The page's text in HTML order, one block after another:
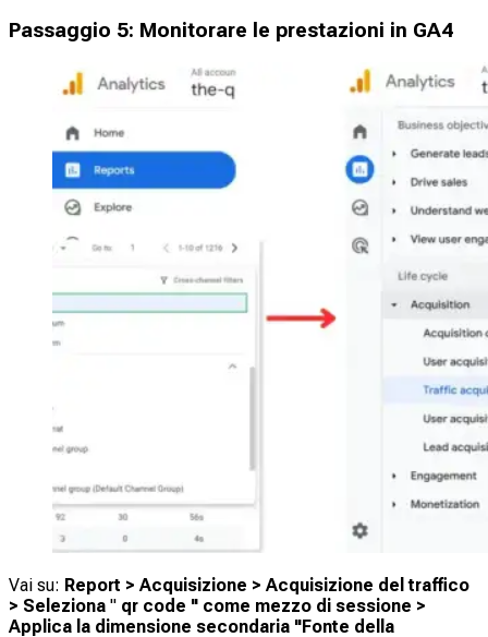
Passaggio 5: Monitorare le prestazioni in GA4
Vai su: Report > Acquisizione > Acquisizione del traffico
> Seleziona " qr code " come mezzo di sessione >
Applica la dimensione secondaria "Fonte della